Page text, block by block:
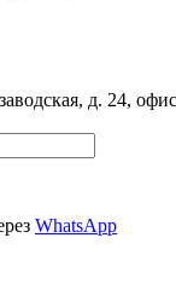
д. 24,
WhatsApp